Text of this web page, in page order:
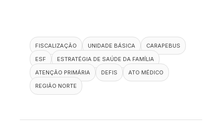
FISCALIZAÇÃO UNIDADE BÁSICA
CARAPEBUS
ESF
ESTRATÉGIA DE SAÚDE DA FAMÍLIA
ATENÇÃO PRIMÁRIA
DEFIS
ATO MÉDICO
REGIÃO NORTE